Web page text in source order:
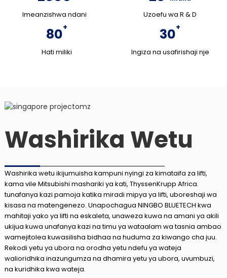
Imeanzishwa ndani Uzoefu wa R & D
80+
Hati miliki
30+
Ingiza na usafirishaji nje
Washirika Wetu
Washirika wetu ikijumuisha kampuni nyingi za kimataifa za lifti,
kama vile Mitsubishi mashariki ya kati, ThyssenKrupp Africa.
tunafanya kazi pamoja katika miradi mipya ya lifti, uboreshaji wa
kisasa na matengenezo. Unapochagua NINGBO BLUETECH kwa
mahitaji yako ya lifti na eskaleta, unaweza kuwa na amani ya akili
ukijua kuwa unafanya kazi na timu ya wataalam wa tasnia ambao
wamejitolea kuwasilisha bidhaa na huduma za kiwango cha juu.
Rekodi yetu ya ubora na orodha yetu ndefu ya wateja
walioridhika inazungumza na dhamira yetu ya ubora, uvumbuzi,
na kuridhika kwa wateja.